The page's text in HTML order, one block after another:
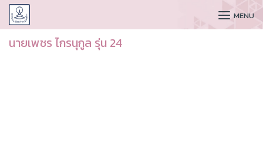
CUDAA MENU
นายเพชร ไกรนุกูล รุ่น 24